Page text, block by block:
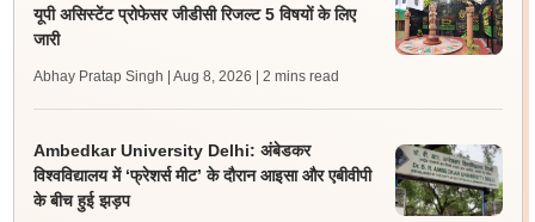
यूपी असिस्टेंट प्रोफेसर जीडीसी रिजल्ट 5 विषयों के लिए
जारी
Abhay Pratap Singh | Aug 8, 2026 | 2 mins read
Ambedkar University Delhi: अंबेडकर
विश्वविद्यालय में ‘फ्रेशर्स मीट’ के दौरान आइसा और एबीवीपी
के बीच हुई झड़प